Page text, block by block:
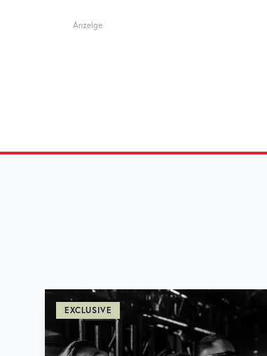
Anzeige
EXCLUSIVE